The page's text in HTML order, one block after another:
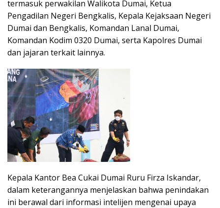
termasuk perwakilan Walikota Dumai, Ketua
Pengadilan Negeri Bengkalis, Kepala Kejaksaan Negeri
Dumai dan Bengkalis, Komandan Lanal Dumai,
Komandan Kodim 0320 Dumai, serta Kapolres Dumai
dan jajaran terkait lainnya.
Kepala Kantor Bea Cukai Dumai Ruru Firza Iskandar,
dalam keterangannya menjelaskan bahwa penindakan
ini berawal dari informasi intelijen mengenai upaya